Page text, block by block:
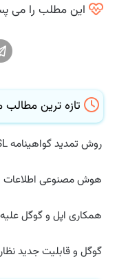
این مطلب را می
تازه ترین مطالب
روش تمدید گواهینامه SSL در قطعی اینترنت
هوش مصنوعی اطلاعات
همکاری اپل و گوگل
گوگل و قابلیت جدید